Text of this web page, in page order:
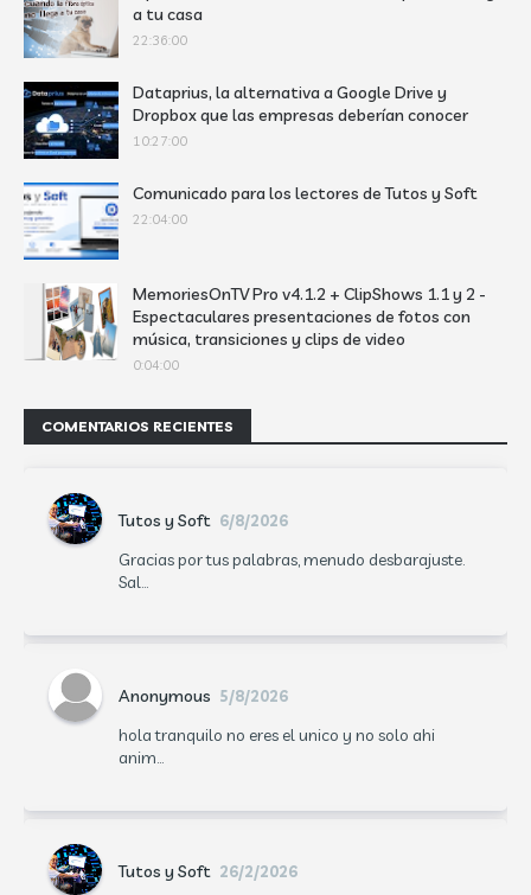
a tu casa
22:36:00
Dataprius, la alternativa a Google Drive y
Dropbox que las empresas deberían conocer
10:27:00
Comunicado para los lectores de Tutos y Soft
22:04:00
MemoriesOnTV Pro v4.1.2 + ClipShows 1.1 y 2 -
Espectaculares presentaciones de fotos con
música, transiciones y clips de video
0:04:00
COMENTARIOS RECIENTES
Tutos y Soft 6/8/2026
Gracias por tus palabras, menudo desbarajuste.
Sal...
Anonymous 5/8/2026
hola tranquilo no eres el unico y no solo ahi
anim...
Tutos y Soft 26/2/2026